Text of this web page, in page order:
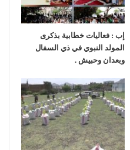
إب : فعاليات خطابية بذكرى
المولد النبوي في ذي السفال
وبعدان وحبيش .